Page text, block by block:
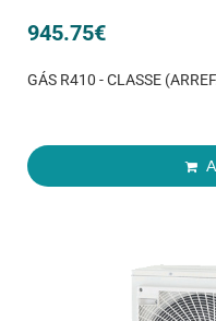
945.75€
GÁS R410 - CLASSE